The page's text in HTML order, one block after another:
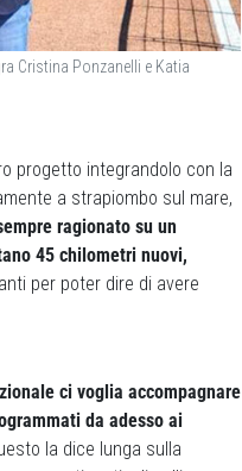
Cristina Ponzanelli e Katia
progetto integrandolo con la
a strapiombo sul mare,
ragionato su un
45 chilometri nuovi,
per poter dire di avere
ci voglia accompagnare
da adesso ai
la dice lunga sulla